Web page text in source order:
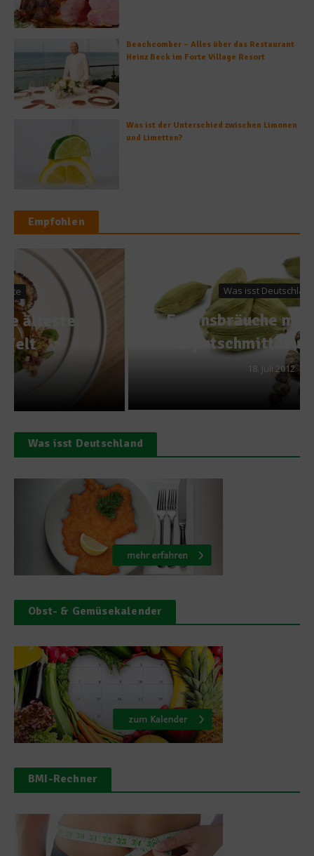
Beachcomber – Alles über das Restaurant
Heinz Beck im Forte Village Resort
Was ist der Unterschied zwischen Limonen
und Limetten?
Empfohlen
Was isst Deutschland?
Essensbräuche mal anders –
Aufputschmittel und Genuss
Was isst Deutschland
Obst- & Gemüsekalender
BMI-Rechner